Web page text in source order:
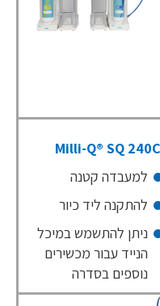
למעבדה קטנה
להתקנה ליד כיור
ניתן להתשמש במיכל
הנייד עבור מכשירים
נוספים בסדרה